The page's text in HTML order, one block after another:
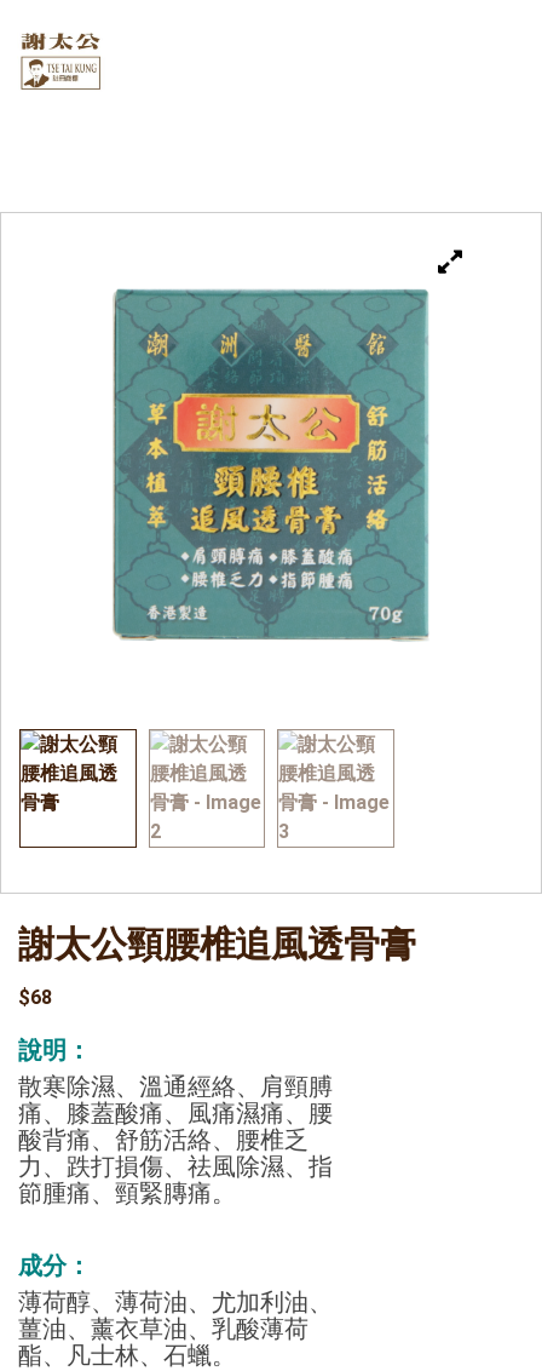
謝太公頸腰椎追風透骨膏
$68
說明：
散寒除濕、溫通經絡、肩頸膊
痛、膝蓋酸痛、風痛濕痛、腰
酸背痛、舒筋活絡、腰椎乏
力、跌打損傷、祛風除濕、指
節腫痛、頸緊膞痛。
成分：
薄荷醇、薄荷油、尤加利油、
薑油、薰衣草油、乳酸薄荷
酯、凡士林、石蠟。